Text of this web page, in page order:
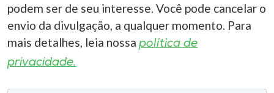
podem ser de seu interesse. Você pode cancelar o
envio da divulgação, a qualquer momento. Para
mais detalhes, leia nossa política de
privacidade.